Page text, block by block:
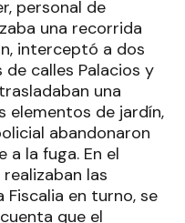
personal de
una recorrida
interceptó a dos
calles Palacios y
una
de jardín,
abandonaron
a la fuga. En el
las
en turno, se
que el